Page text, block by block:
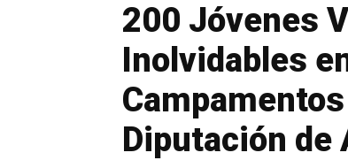
200 Jóvenes
Inolvidables
Diputación de